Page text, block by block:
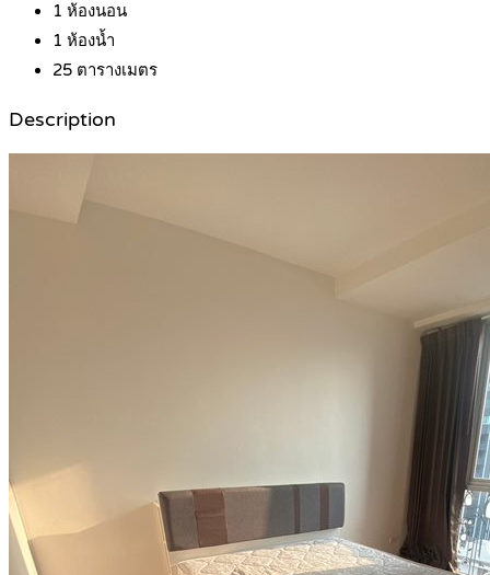
1 ห้องนอน
1 ห้องน้ำ
25 ตารางเมตร
Description